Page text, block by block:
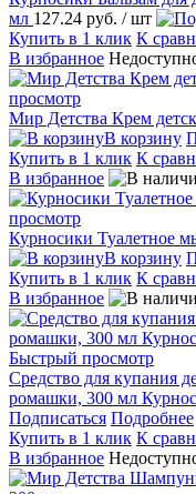
мл 127.24 руб. / шт
Купить в 1 клик К
В избранное
просмотр
Мир Детства Крем
В корзину
Купить в 1 клик К
В избранное
просмотр
Курносики Туалетное
В корзину
Купить в 1 клик К
В избранное
Быстрый просмотр
Средство для купания
ромашки, 300 мл
Подписаться Подробнее
Купить в 1 клик К
В избранное